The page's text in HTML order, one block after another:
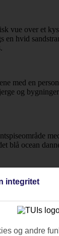
integritet
og andre